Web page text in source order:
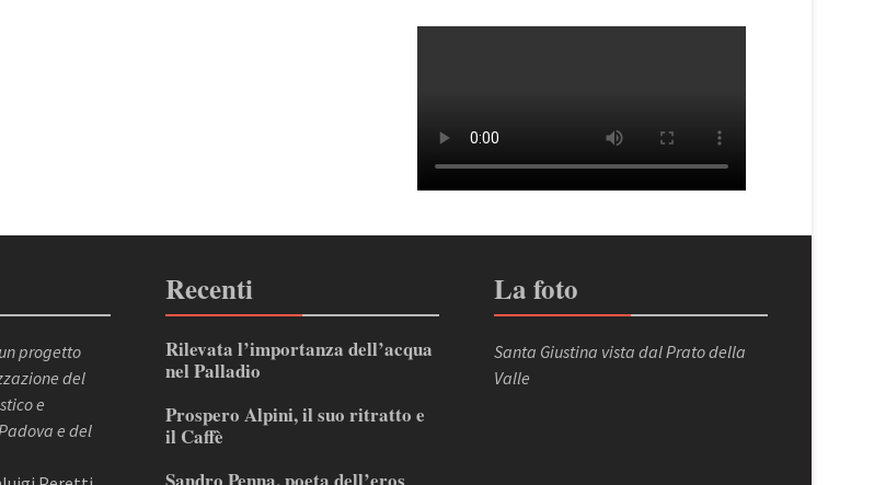
progetto
del
e
e del
Recenti
Rilevata l’importanza dell’acqua
nel Palladio
Prospero Alpini, il suo ritratto e
il Caffè
La foto
Santa Giustina vista dal Prato della
Valle